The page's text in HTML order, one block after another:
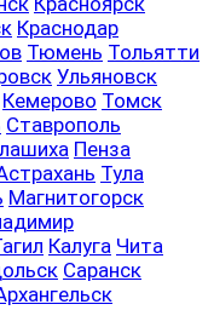
Краснодар
Тюмень Тольятти
Ульяновск
Кемерово Томск
Ставрополь
Пенза
Тула
Магнитогорск
Калуга Чита
Саранск